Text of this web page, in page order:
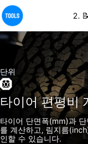
2.
단위
🛞
타이어 편평비
타이어 단면폭(mm)과
를 계산하고, 림지름
인할 수 있습니다.